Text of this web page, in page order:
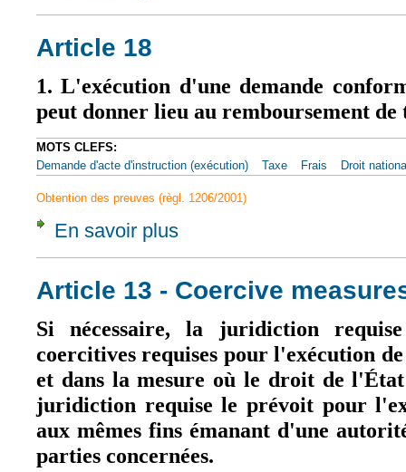
Article 18
1. L'exécution d'une demande
peut donner lieu au remboursement de
MOTS CLEFS:
Demande d'acte d'instruction (exécution)
Taxe Frais Droit
Obtention des preuves (règl. 1206/2001)
En savoir plus
Article 13 - Coercive
Si nécessaire, la juridiction
coercitives requises pour l'exécution de
et dans la mesure où le droit de
juridiction requise le prévoit pour
aux mêmes fins émanant d'une
parties concernées.